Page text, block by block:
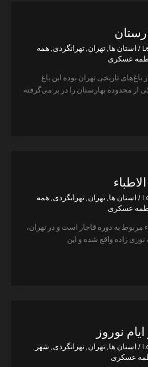
/ استان ها ,تهران ,تهرانگردی همه
عسکری
باغ‌های تاریخی تهران بوده این باغ
از محدوده بهارستان را در بر می‌گرفته
/ استان ها ,تهران ,تهرانگردی همه
عسکری
مربوط به دوره قاجار است و در تهران،
نوری زاده واقع شده و این
نوروز
/ استان ها,تهران,تهرانگردی, شهر ,
عسکری